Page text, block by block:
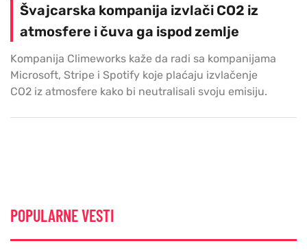
Švajcarska kompanija izvlači CO2 iz
atmosfere i čuva ga ispod zemlje
Kompanija Climeworks kaže da radi sa kompanijama
Microsoft, Stripe i Spotify koje plaćaju izvlačenje
CO2 iz atmosfere kako bi neutralisali svoju emisiju.
POPULARNE VESTI